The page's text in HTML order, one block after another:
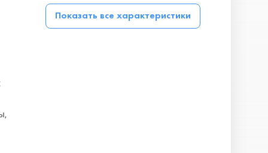
Показать все характеристики